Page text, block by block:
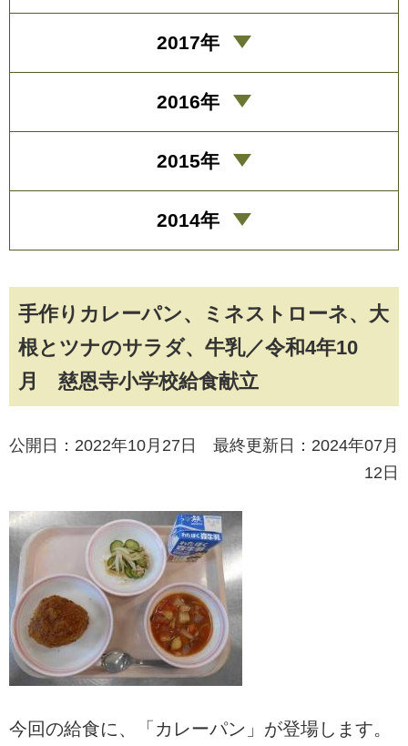
手作りカレーパン、ミネストローネ、大
根とツナのサラダ、牛乳／令和4年10
月 慈恩寺小学校給食献立
公開日：2022年10月27日 最終更新日：2024年07月
12日
今回の給食に、「カレーパン」が登場します。
2017年
2016年
2015年
2014年